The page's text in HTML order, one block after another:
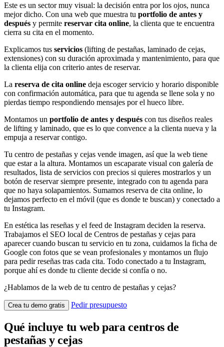
Este es un sector muy visual: la decisión entra por los ojos, nunca
mejor dicho. Con una web que muestra tu portfolio de antes y
después y permite reservar cita online, la clienta que te encuentra
cierra su cita en el momento.
Explicamos tus servicios (lifting de pestañas, laminado de cejas,
extensiones) con su duración aproximada y mantenimiento, para que
la clienta elija con criterio antes de reservar.
La reserva de cita online deja escoger servicio y horario disponible
con confirmación automática, para que tu agenda se llene sola y no
pierdas tiempo respondiendo mensajes por el hueco libre.
Montamos un portfolio de antes y después con tus diseños reales
de lifting y laminado, que es lo que convence a la clienta nueva y la
empuja a reservar contigo.
Tu centro de pestañas y cejas vende imagen, así que la web tiene
que estar a la altura. Montamos un escaparate visual con galería de
resultados, lista de servicios con precios si quieres mostrarlos y un
botón de reservar siempre presente, integrado con tu agenda para
que no haya solapamientos. Sumamos reserva de cita online, lo
dejamos perfecto en el móvil (que es donde te buscan) y conectado a
tu Instagram.
En estética las reseñas y el feed de Instagram deciden la reserva.
Trabajamos el SEO local de Centros de pestañas y cejas para
aparecer cuando buscan tu servicio en tu zona, cuidamos la ficha de
Google con fotos que se vean profesionales y montamos un flujo
para pedir reseñas tras cada cita. Todo conectado a tu Instagram,
porque ahí es donde tu cliente decide si confía o no.
¿Hablamos de la web de tu centro de pestañas y cejas?
Crea tu demo gratis Pedir presupuesto
Qué incluye tu web para centros de
pestañas y cejas